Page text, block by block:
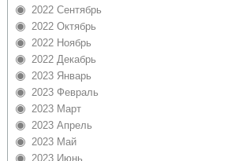
2022 Сентябрь
2022 Октябрь
2022 Ноябрь
2022 Декабрь
2023 Январь
2023 Февраль
2023 Март
2023 Апрель
2023 Май
2023 Июнь